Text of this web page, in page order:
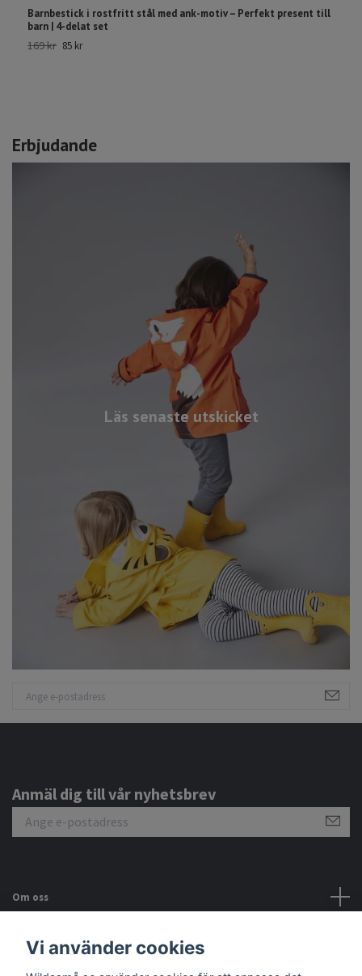
Erbjudande
Läs senaste utskicket
Barnbestick i rostfritt stål med ank-motiv – Perfekt present till
barn | 4-delat set
169 kr 85 kr
Anmäl dig till vår nyhetsbrev
Om oss
Kundtjänst
Vi använder cookies